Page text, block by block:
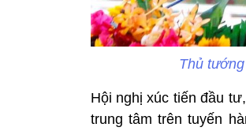
Thủ
Hội nghị xúc tiến đầu
trung tâm trên tuyến